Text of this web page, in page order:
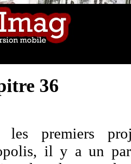
36
les premiers
il y a un